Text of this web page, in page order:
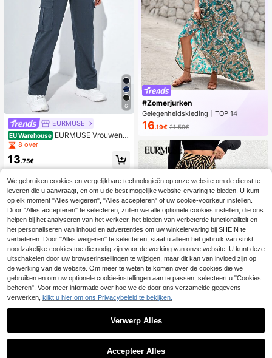
6
EURMUSE
EU Warehouse EURMUSE Vrouwen C
argo Zak Denim
8 over
13.75€
#Zomerjurken
Gelegenheidskleding
TOP 14
Nieuw over 7 dagen
Stijgende 85%
16.19€ 21.59€
EU Warehouse EURMUSE Vrouwen L
14.39€
1
We gebruiken cookies en vergelijkbare technologieën op onze website om de dienst te
leveren die u aanvraagt, en om u de best mogelijke website-ervaring te bieden. U kunt
op elk moment "Alles weigeren", "Alles accepteren" of uw cookie-voorkeur instellen.
Door "Alles accepteren" te selecteren, zullen we alle optionele cookies instellen, die ons
helpen bij het analyseren van het verkeer, het bieden van verbeterde functionaliteit en
het personaliseren van inhoud en advertenties om uw winkelervaring bij SHEIN te
verbeteren. Door "Alles weigeren" te selecteren, staat u alleen het gebruik van strikt
noodzakelijke cookies toe die nodig zijn voor de werking van onze website. U kunt deze
uitschakelen door uw browserinstellingen te wijzigen, maar dit kan van invloed zijn op
de werking van de website. Om meer te weten te komen over de cookies die we
gebruiken en om uw optionele cookie-instellingen aan te passen, selecteert u "Cookies
beheren". Voor meer informatie over hoe we de door ons verzamelde gegevens
verwerken, klikt u hier om ons Privacybeleid te bekijken.
Verwerp Alles
Accepteer Alles